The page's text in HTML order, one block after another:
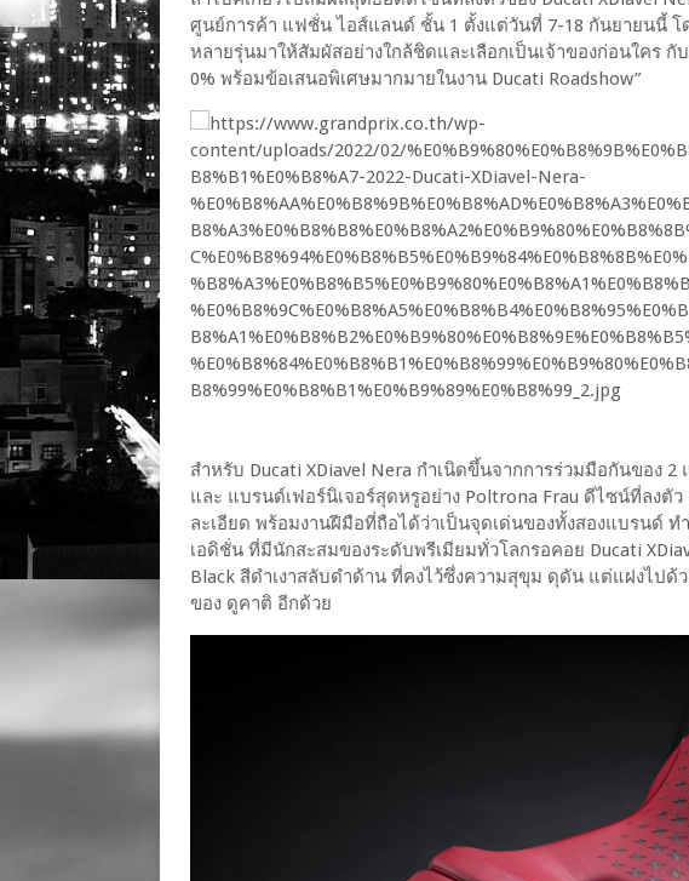
ศูนย์การค้า แฟชั่น ไอส์แลนด์ ชั้น 1 ตั้งแต่วันที่ 7-18 กันยายนนี้ โ
หลายรุ่นมาให้สัมผัสอย่างใกล้ชิดและเลือกเป็นเจ้าของก่อนใคร
0% พร้อมข้อเสนอพิเศษมากมายในงาน Ducati Roadshow”
สำหรับ Ducati XDiavel Nera กำเนิดขึ้นจากการร่วมมือกันของ
และ แบรนด์เฟอร์นิเจอร์สุดหรูอย่าง Poltrona Frau ดีไซน์ที่ลงตั
ละเอียด พร้อมงานฝีมือที่ถือได้ว่าเป็นจุดเด่นของทั้งสองแบรนด์
เอดิชั่น ที่มีนักสะสมของระดับพรีเมียมทั่วโลกรอคอย Ducati
Black สีดำเงาสลับดำด้าน ที่คงไว้ซึ่งความสุขุม ดุดัน แต่แฝงไปด้
ของ ดูคาติ อีกด้วย